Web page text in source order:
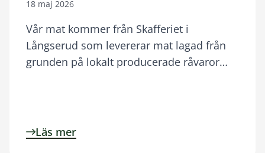
18 maj 2026
Vår mat kommer från Skafferiet i
Långserud som levererar mat lagad från
grunden på lokalt producerade råvaror…
Läs mer